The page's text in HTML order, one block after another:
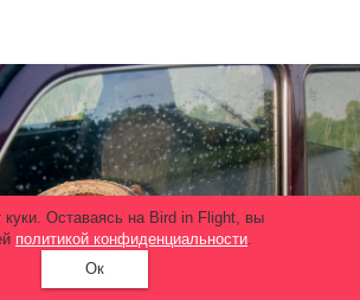
куки. Оставаясь на Bird in Flight, вы
политикой конфиденциальности.
Ок